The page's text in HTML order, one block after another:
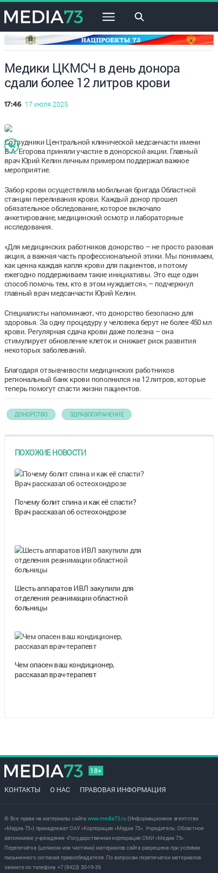
×
Медики ЦКМСЧ в день донора
сдали более 12 литров крови
17:46 17 июля 2025
Сотрудники Центральной клинической медсанчасти имени
В.А. Егорова приняли участие в донорской акции. Главный
врач Юрий Келин личным примером поддержал важное
мероприятие.
Забор крови осуществляла мобильная бригада Областной
станции переливания крови. Каждый донор прошел
обязательное обследование, которое включало
анкетирование, медицинский осмотр и лабораторные
исследования.
«Для медицинских работников донорство – не просто разовая
акция, а важная часть профессиональной этики. Мы понимаем,
как ценна каждая капля крови для пациентов, и потому
ежегодно поддерживаем такие инициативы. Это еще один
способ помочь тем, кто в этом нуждается», – подчеркнул
главный врач медсанчасти Юрий Келин.
Специалисты напоминают, что донорство безопасно для
здоровья. За одну процедуру у человека берут не более 450 мл
крови. Регулярная сдача крови даже полезна – она
стимулирует обновление клеток и снижает риск развития
некоторых заболеваний.
Благодаря отзывчивости медицинских работников
региональный банк крови пополнился на 12 литров, которые
теперь помогут спасти жизни пациентов.
ДОНОРСТВО ЗДРАВООХРАНЕНИЕ
ПОХОЖИЕ НОВОСТИ
Почему болит спина и как её спасти?
Врач рассказал об остеохондрозе
Шесть аппаратов ИВЛ закупили для
отделения реанимации областной
больницы
Чем опасен ваш кондиционер,
рассказал врач-терапевт
18+
КОНТАКТЫ О НАС ПРАВОВАЯ ИНФОРМАЦИЯ
© Все права на материалы сайта www.media73.ru(Информационное агентство
«Медиа 73») принадлежат ОАУ «Корпорация «Медиа 73». Учредитель: Областное
автономное учреждение «Государственная корпорация СМИ «Медиа 73».
Перепечатка (целиком или частями) материалов сайта разрешена при условии
письменного согласия правообладателя. По вопросам перепечатки материалов
звоните по телефону +7 (8422) 30-19-39.